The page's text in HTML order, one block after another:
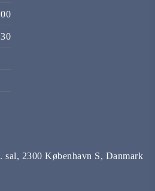
sal, 2300 København S, Danmark